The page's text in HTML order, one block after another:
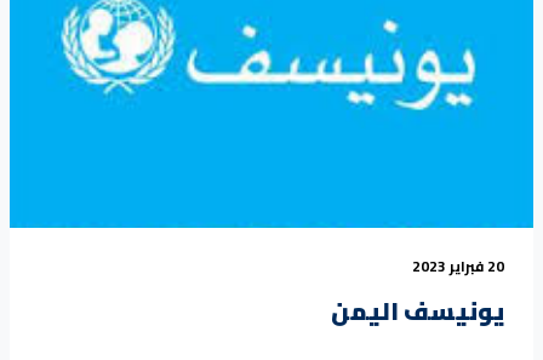
20 فبراير 2023
يونيسف اليمن